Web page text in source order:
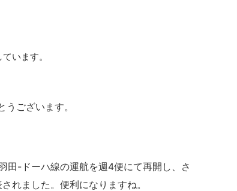
います。
うございます。
田-ドーハ線の運航を週4便にて再開し、さ
れました。便利になりますね。